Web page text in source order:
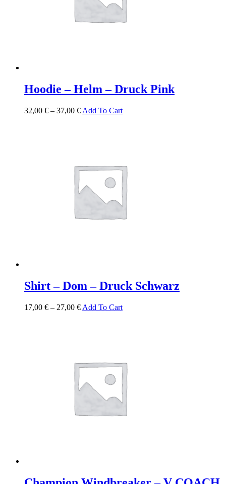
Hoodie – Helm – Druck Pink
32,00 € – 37,00 € Add To Cart
Shirt – Dom – Druck Schwarz
17,00 € – 27,00 € Add To Cart